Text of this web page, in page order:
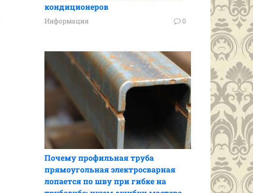
кондиционеров
Информация 0
Почему профильная труба
прямоугольная электросварная
лопается по шву при гибке на